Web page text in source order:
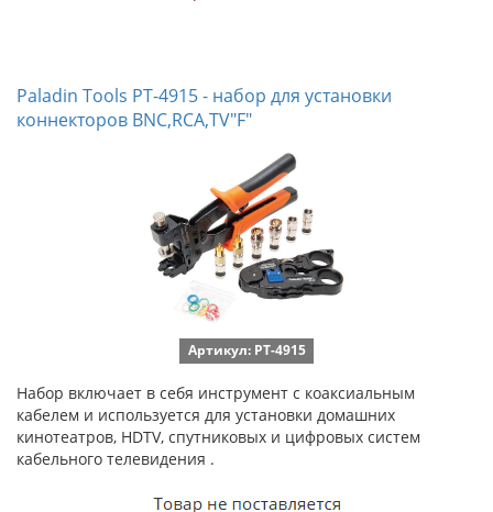
Paladin Tools PT-4915 - набор для установки
коннекторов BNC,RCA,TV"F"
Артикул: PT-4915
Набор включает в себя инструмент с коаксиальным
кабелем и используется для установки домашних
кинотеатров, HDTV, спутниковых и цифровых систем
кабельного телевидения .